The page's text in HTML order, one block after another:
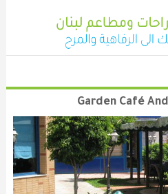
Garden Café
garden café and